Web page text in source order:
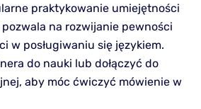
praktykowanie umiejętności
na rozwijanie pewności
w posługiwaniu się językiem.
do nauki lub dołączyć do
aby móc ćwiczyć mówienie w